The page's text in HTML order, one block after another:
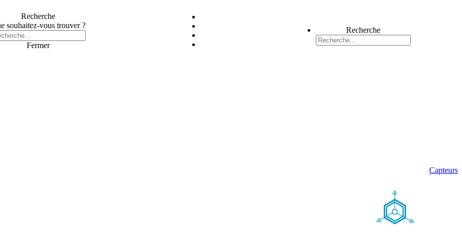
Recherche
souhaitez-vous trouver ?
Fermer
Recherche
Capteurs